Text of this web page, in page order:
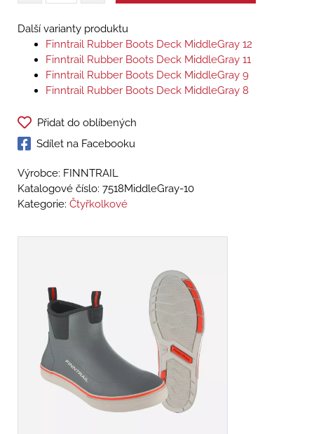
Další varianty produktu
Finntrail Rubber Boots Deck MiddleGray 12
Finntrail Rubber Boots Deck MiddleGray 11
Finntrail Rubber Boots Deck MiddleGray 9
Finntrail Rubber Boots Deck MiddleGray 8
Přidat do oblíbených
Sdílet na Facebooku
Výrobce: FINNTRAIL
Katalogové číslo: 7518MiddleGray-10
Kategorie: Čtyřkolkové